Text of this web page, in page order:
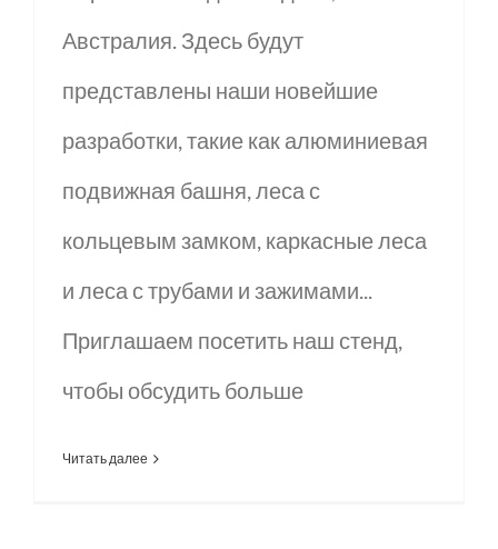
Австралия. Здесь будут
представлены наши новейшие
разработки, такие как алюминиевая
подвижная башня, леса с
кольцевым замком, каркасные леса
и леса с трубами и зажимами...
Приглашаем посетить наш стенд,
чтобы обсудить больше
Читать далее